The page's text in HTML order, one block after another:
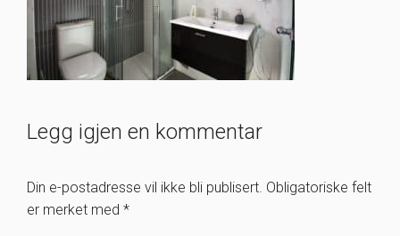
Legg igjen en kommentar
Din e-postadresse vil ikke bli publisert. Obligatoriske felt
er merket med *